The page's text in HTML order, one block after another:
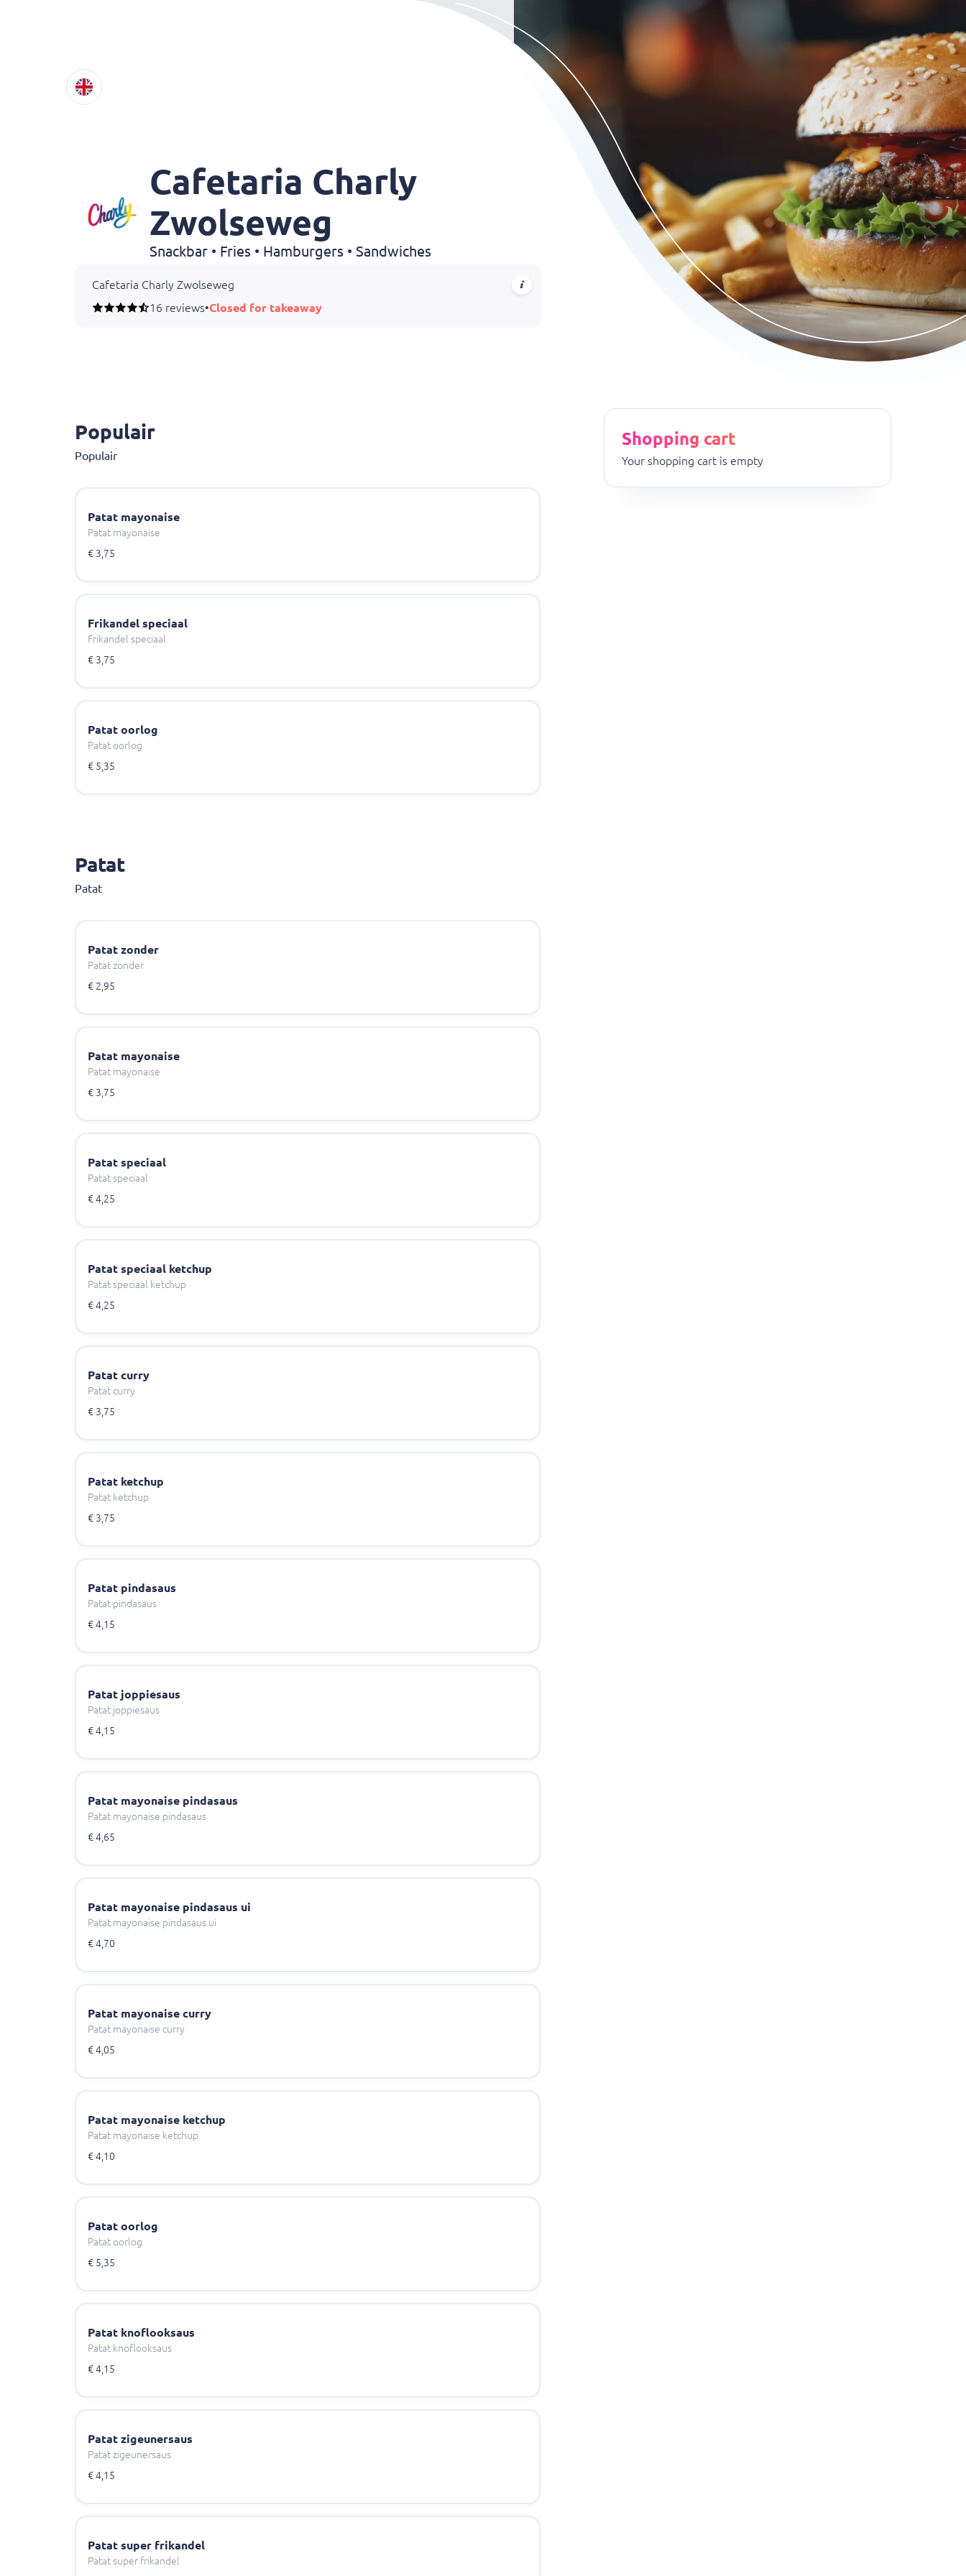
Cafetaria Charly
Zwolseweg
Snackbar • Fries • Hamburgers • Sandwiches
Cafetaria Charly Zwolseweg
16 reviews•Closed for takeaway
Populair
Populair
Patat mayonaise
Patat mayonaise
€ 3,75
Frikandel speciaal
Frikandel speciaal
€ 3,75
Patat oorlog
Patat oorlog
€ 5,35
Patat
Patat
Patat zonder
Patat zonder
€ 2,95
Patat mayonaise
Patat mayonaise
€ 3,75
Patat speciaal
Patat speciaal
€ 4,25
Patat speciaal ketchup
Patat speciaal ketchup
€ 4,25
Patat curry
Patat curry
€ 3,75
Patat ketchup
Patat ketchup
€ 3,75
Patat pindasaus
Patat pindasaus
€ 4,15
Patat joppiesaus
Patat joppiesaus
€ 4,15
Patat mayonaise pindasaus
Patat mayonaise pindasaus
€ 4,65
Patat mayonaise pindasaus ui
Patat mayonaise pindasaus ui
€ 4,70
Patat mayonaise curry
Patat mayonaise curry
€ 4,05
Patat mayonaise ketchup
Patat mayonaise ketchup
€ 4,10
Patat oorlog
Patat oorlog
€ 5,35
Patat knoflooksaus
Patat knoflooksaus
€ 4,15
Patat zigeunersaus
Patat zigeunersaus
€ 4,15
Patat super frikandel
Patat super frikandel
Shopping cart
Your shopping cart is empty